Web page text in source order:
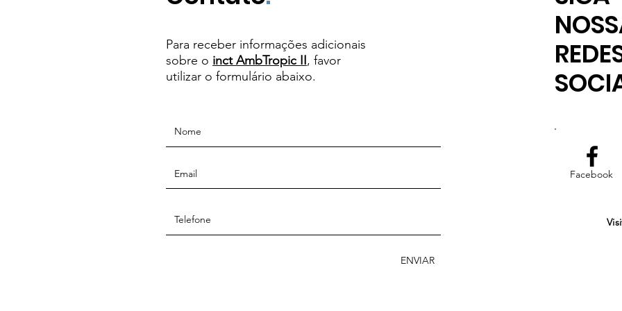
Para receber informações adicionais
sobre o inct AmbTropic II, favor
utilizar o formulário abaixo.
ENVIAR
Facebook